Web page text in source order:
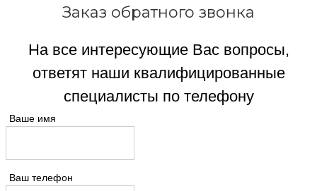
Заказ обратного звонка
На все интересующие Вас вопросы,
ответят наши квалифицированные
специалисты по телефону
Ваше имя
Ваш телефон